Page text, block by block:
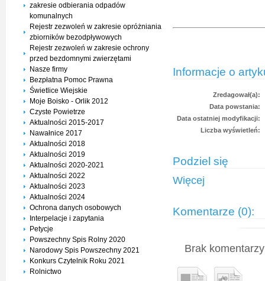
zakresie odbierania odpadów
komunalnych
Rejestr zezwoleń w zakresie opróżniania
zbiorników bezodpływowych
Rejestr zezwoleń w zakresie ochrony
przed bezdomnymi zwierzętami
Nasze firmy
Bezpłatna Pomoc Prawna
Świetlice Wiejskie
Moje Boisko - Orlik 2012
Czyste Powietrze
Aktualności 2015-2017
Nawałnice 2017
Aktualności 2018
Aktualności 2019
Aktualności 2020-2021
Aktualności 2022
Aktualności 2023
Aktualności 2024
Ochrona danych osobowych
Interpelacje i zapytania
Petycje
Powszechny Spis Rolny 2020
Narodowy Spis Powszechny 2021
Konkurs Czytelnik Roku 2021
Rolnictwo
Informacje o
Zredagował(a):
Data powstania:
Data ostatniej modyfikacji:
Liczba wyświetleń:
Podziel się
Więcej
Komentarze (0):
Brak